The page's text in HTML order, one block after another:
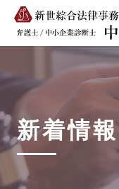
新着情報